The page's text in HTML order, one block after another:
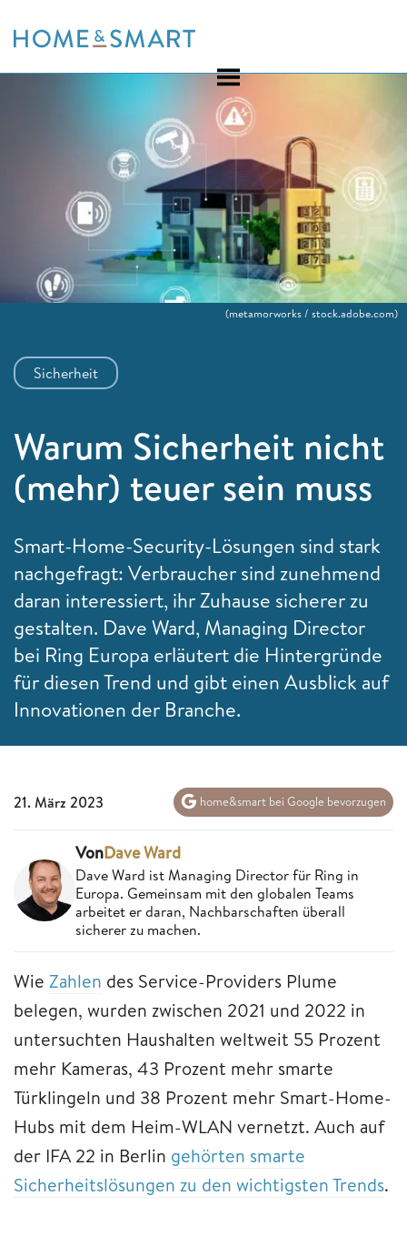
to
Sicherheit
Warum Sicherheit nicht
(mehr) teuer sein muss
Smart-Home-Security-Lösungen sind stark
nachgefragt: Verbraucher sind zunehmend
daran interessiert, ihr Zuhause sicherer zu
gestalten. Dave Ward, Managing Director
bei Ring Europa erläutert die Hintergründe
für diesen Trend und gibt einen Ausblick auf
Innovationen der Branche.
(metamorworks / stock.adobe.com)
21. März 2023 home&smart bei Google bevorzugen
VonDave Ward
Dave Ward ist Managing Director für Ring in
Europa. Gemeinsam mit den globalen Teams
arbeitet er daran, Nachbarschaften überall
sicherer zu machen.
Wie Zahlen des Service-Providers Plume
belegen, wurden zwischen 2021 und 2022 in
untersuchten Haushalten weltweit 55 Prozent
mehr Kameras, 43 Prozent mehr smarte
Türklingeln und 38 Prozent mehr Smart-Home-
Hubs mit dem Heim-WLAN vernetzt. Auch auf
der IFA 22 in Berlin gehörten smarte
Sicherheitslösungen zu den wichtigsten Trends.